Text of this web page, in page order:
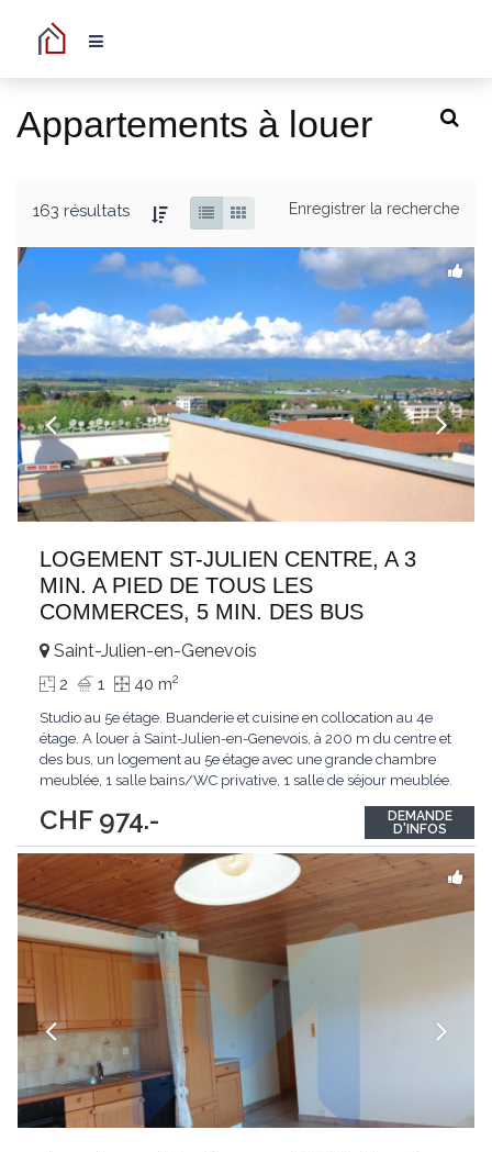
Appartements à louer
163 résultats Enregistrer la recherche
LOGEMENT ST-JULIEN CENTRE, A 3
MIN. A PIED DE TOUS LES
COMMERCES, 5 MIN. DES BUS
CHF 974.-
Saint-Julien-en-Genevois
2 1 40 m2
Studio au 5e étage. Buanderie et cuisine en collocation au 4e
étage. A louer à Saint-Julien-en-Genevois, à 200 m du centre et
des bus, un logement au 5e étage avec une grande chambre
meublée, 1 salle bains/WC privative, 1 salle de séjour meublée.
cuisine est à partager avec la propriétaire qui habite au 4e étage.
Annexes : une...
DEMANDE
D'INFOS